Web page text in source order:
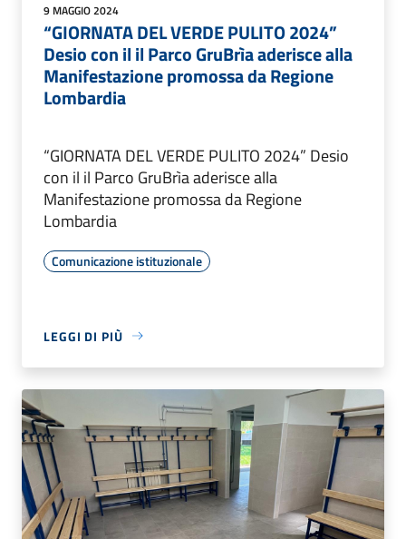
9 MAGGIO 2024
“GIORNATA DEL VERDE PULITO 2024”
Desio con il il Parco GruBrìa aderisce alla
Manifestazione promossa da Regione
Lombardia
“GIORNATA DEL VERDE PULITO 2024” Desio
con il il Parco GruBrìa aderisce alla
Manifestazione promossa da Regione
Lombardia
Comunicazione istituzionale
LEGGI DI PIÙ